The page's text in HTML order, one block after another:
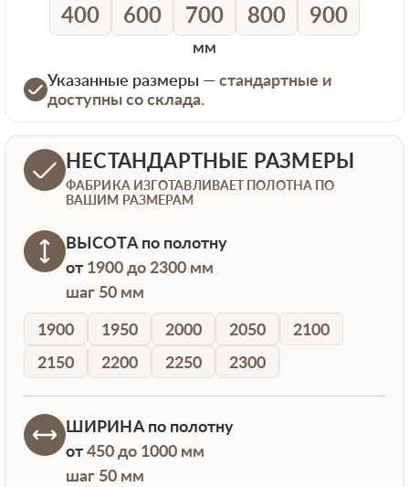
400 600 700 800 900
мм
Указанные размеры —стандартные и
доступны со склада.
НЕСТАНДАРТНЫЕ РАЗМЕРЫ
ФАБРИКА ИЗГОТАВЛИВАЕТ ПОЛОТНА ПО
ВАШИМ РАЗМЕРАМ
ВЫСОТАпо полотну
от 1900 до 2300 мм
шаг 50 мм
1900
1950 2000 2050
2100
2150
2200 2250 2300
ШИРИНАпо полотну
от450 до 1000 мм
шаг 50 мм